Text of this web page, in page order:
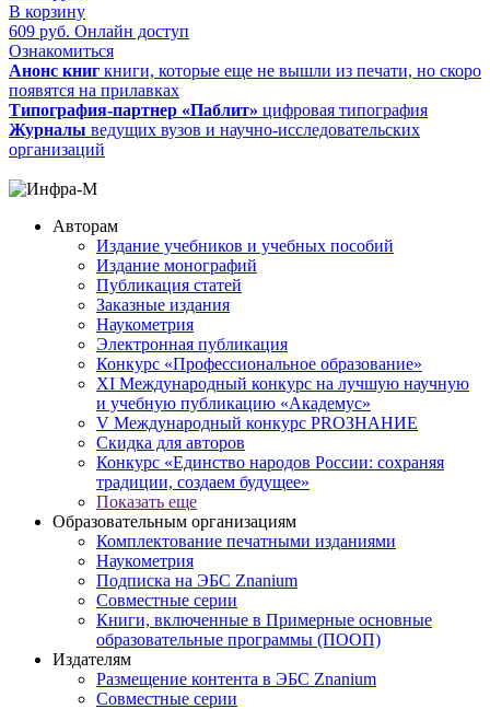
В корзину
609 руб. Онлайн доступ
Ознакомиться
Анонс книг книги, которые еще не вышли из печати, но скоро
появятся на прилавках
Типография-партнер «Паблит» цифровая типография
Журналы ведущих вузов и научно-исследовательских
организаций
Авторам
Издание учебников и учебных пособий
Издание монографий
Публикация статей
Заказные издания
Наукометрия
Электронная публикация
Конкурс «Профессиональное образование»
XI Международный конкурс на лучшую научную
и учебную публикацию «Академус»
V Международный конкурс PROЗНАНИЕ
Скидка для авторов
Конкурс «Единство народов России: сохраняя
традиции, создаем будущее»
Показать еще
Образовательным организациям
Комплектование печатными изданиями
Наукометрия
Подписка на ЭБС Znanium
Совместные серии
Книги, включенные в Примерные основные
образовательные программы (ПООП)
Издателям
Размещение контента в ЭБС Znanium
Совместные серии